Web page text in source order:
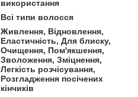
використання
Всі типи волосся
Живлення, Відновлення,
Еластичність, Для блиску,
Очищення, Пом'якшення,
Зволоження, Зміцнення,
Легкість розчісування,
Розгладження посічених
кінчиків